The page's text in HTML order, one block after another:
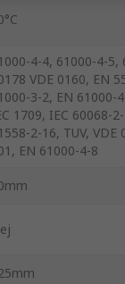
4-4, 61000-4-5,
VDE 0160, EN
3-2, EN 61000-
1709, IEC 60068-
2-16, TUV,
EN 61000-4-8